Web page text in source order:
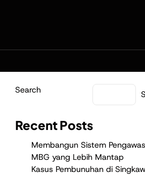
Search
Recent Posts
Membangun Sistem
MBG yang Lebih Mantap
Kasus Pembunuhan di